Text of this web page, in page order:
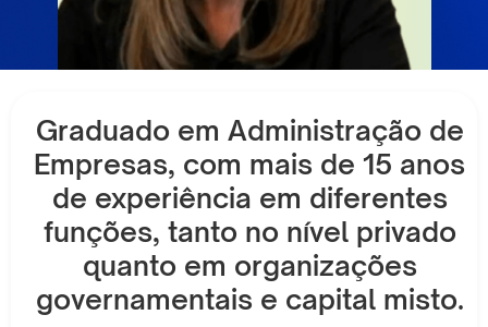
Graduado em Administração de
Empresas, com mais de 15 anos
de experiência em diferentes
funções, tanto no nível privado
quanto em organizações
governamentais e capital misto.